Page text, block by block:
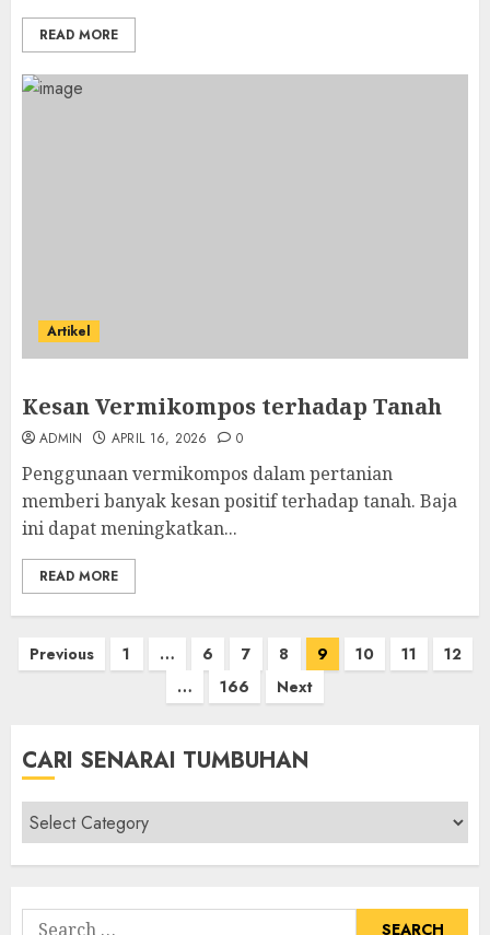
READ MORE
Artikel
Kesan Vermikompos terhadap Tanah
ADMIN APRIL 16, 2026 0
Penggunaan vermikompos dalam pertanian
memberi banyak kesan positif terhadap tanah. Baja
ini dapat meningkatkan...
READ MORE
Posts
Previous 1 … 6 7 8 9 10 11
12
…
166 Next
CARI SENARAI TUMBUHAN
Cari
Senarai
Tumbuhan
Search